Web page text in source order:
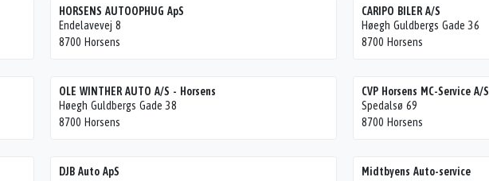
HORSENS AUTOOPHUG ApS
Endelavevej 8
8700 Horsens
CARIPO BILER A/S
Høegh Guldbergs Gade 36
8700 Horsens
OLE WINTHER AUTO A/S - Horsens
Høegh Guldbergs Gade 38
8700 Horsens
CVP Horsens MC-Service A/S
Spedalsø 69
8700 Horsens
DJB Auto ApS
Midtbyens Auto-service